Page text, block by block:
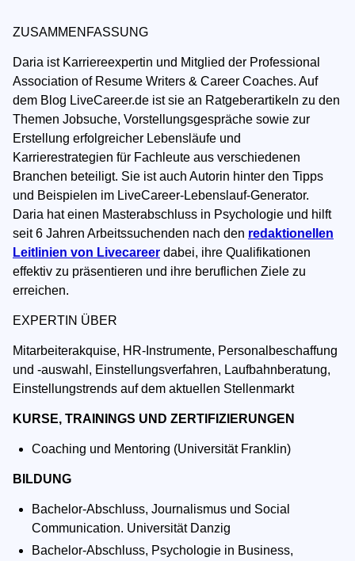
ZUSAMMENFASSUNG
Daria ist Karriereexpertin und Mitglied der Professional
Association of Resume Writers & Career Coaches. Auf
dem Blog LiveCareer.de ist sie an Ratgeberartikeln zu den
Themen Jobsuche, Vorstellungsgespräche sowie zur
Erstellung erfolgreicher Lebensläufe und
Karrierestrategien für Fachleute aus verschiedenen
Branchen beteiligt. Sie ist auch Autorin hinter den Tipps
und Beispielen im LiveCareer-Lebenslauf-Generator.
Daria hat einen Masterabschluss in Psychologie und hilft
seit 6 Jahren Arbeitssuchenden nach den redaktionellen
Leitlinien von Livecareer dabei, ihre Qualifikationen
effektiv zu präsentieren und ihre beruflichen Ziele zu
erreichen.
EXPERTIN ÜBER
Mitarbeiterakquise, HR-Instrumente, Personalbeschaffung
und -auswahl, Einstellungsverfahren, Laufbahnberatung,
Einstellungstrends auf dem aktuellen Stellenmarkt
KURSE, TRAININGS UND ZERTIFIZIERUNGEN
Coaching und Mentoring (Universität Franklin)
BILDUNG
Bachelor-Abschluss, Journalismus und Social
Communication. Universität Danzig
Bachelor-Abschluss, Psychologie in Business,